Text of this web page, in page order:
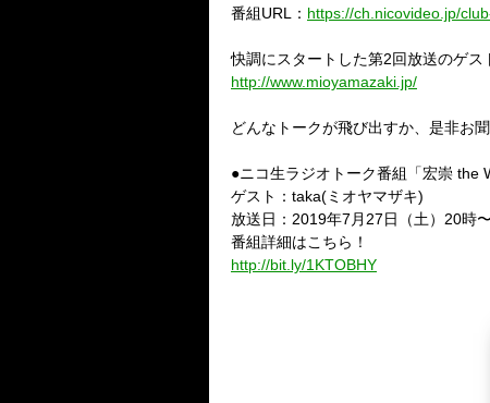
番組URL： https://ch.nicovideo.jp/
快調にスタートした第2回放送のゲス
http://www.mioyamazaki.jp/
どんなトークが飛び出すか、是非お
●ニコ生ラジオトーク番組「宏崇 the
ゲスト：taka(ミオヤマザキ)
放送日：2019年7月27日（土）20時〜
番組詳細はこちら！
http://bit.ly/1KTOBHY